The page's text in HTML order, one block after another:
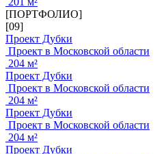
[ПОРТФОЛИО]
[09]
Проект Дубки
Проект в Московской области
204 м²
Проект Дубки
Проект в Московской области
204 м²
Проект Дубки
Проект в Московской области
204 м²
Проект Дубки